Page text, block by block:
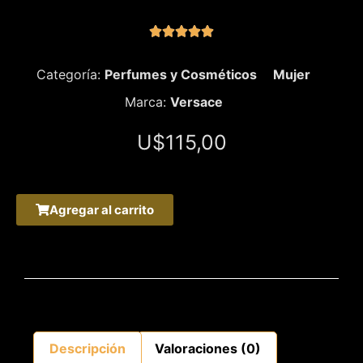

Categoría: Perfumes y Cosméticos
Mujer
Marca: Versace
U$115,00
Agregar al carrito
Descripción Valoraciones (0)